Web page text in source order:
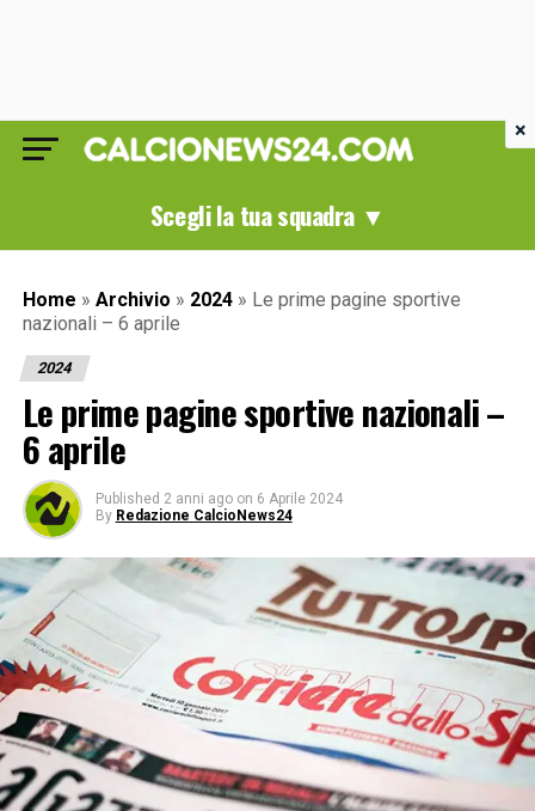
Scegli la tua squadra ▼
Home » Archivio » 2024 » Le prime pagine sportive
nazionali – 6 aprile
2024
Le prime pagine sportive nazionali –
6 aprile
Published 2 anni ago on 6 Aprile 2024
By Redazione CalcioNews24
×